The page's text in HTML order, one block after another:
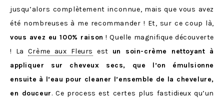
jusqu’alors complètement inconnue, mais que vous avez
été nombreuses à me recommander ! Et, sur ce coup là,
vous avez eu 100% raison ! Quelle magnifique découverte
! La Crème aux Fleurs est un soin-crème nettoyant à
appliquer sur cheveux secs, que l’on émulsionne
ensuite à l’eau pour cleaner l’ensemble de la chevelure,
en douceur. Ce process est certes plus fastidieux qu’un